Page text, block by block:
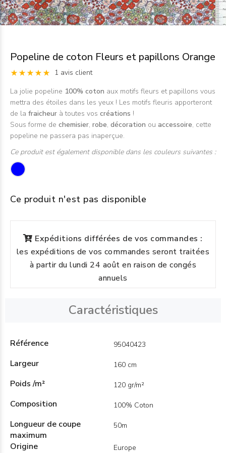
Popeline de coton Fleurs et papillons Orange
1 avis client
La jolie popeline 100% coton aux motifs fleurs et papillons vous
mettra des étoiles dans les yeux ! Les motifs fleuris apporteront
de la fraicheur à toutes vos créations !
Sous forme de chemisier, robe, décoration ou accessoire, cette
popeline ne passera pas inaperçue.
Ce produit est également disponible dans les couleurs suivantes :
Ce produit n'est pas disponible
Expéditions différées de vos commandes :
les expéditions de vos commandes seront traitées
à partir du lundi 24 août en raison de congés
annuels
Caractéristiques
Référence 95040423
Largeur 160 cm
Poids /m² 120 gr/m²
Composition 100% Coton
Longueur de coupe
maximum
50m
Origine Europe